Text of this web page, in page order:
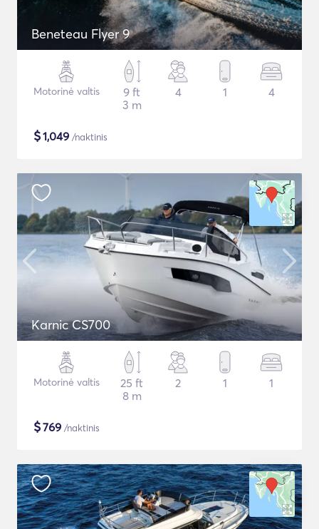
Beneteau Flyer 9
Motorinė valtis
9 ft
3 m
4 1 4
$1,049 /naktinis
Karnic CS700
Motorinė valtis
25 ft
8 m
2 1 1
$769 /naktinis